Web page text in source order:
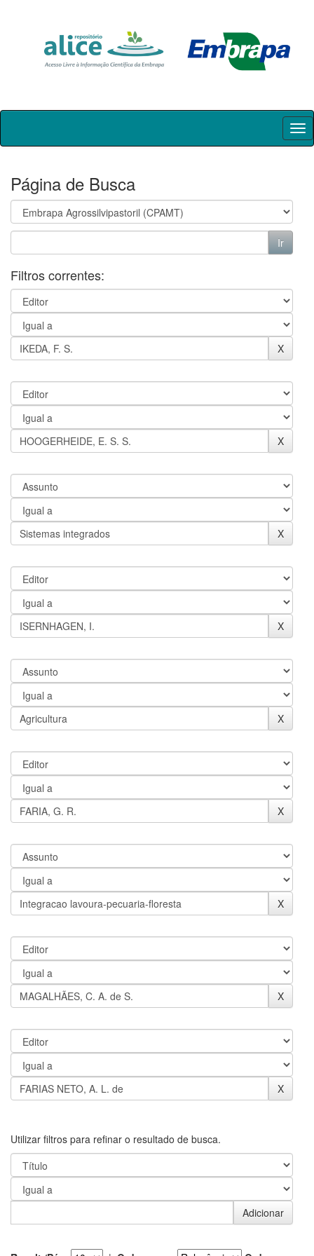
Skip
Página de Busca
Filtros correntes:
Utilizar filtros para refinar o resultado de busca.